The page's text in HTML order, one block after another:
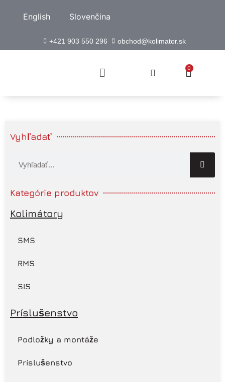
English Slovenčina
+421 903 550 296 obchod@kolimator.sk
0
Vyhľadať
Kategórie produktov
Kolimátory
SMS
RMS
SIS
Príslušenstvo
Podložky a montáže
Príslušenstvo